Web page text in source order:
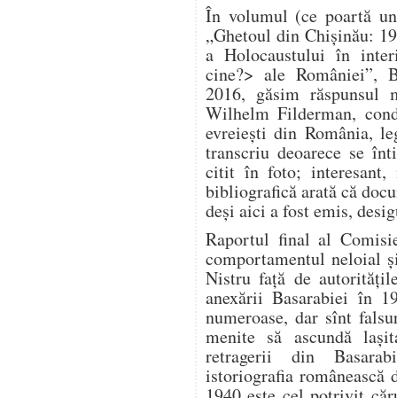
În volumul (ce poartă
„Ghetoul din Chișinău:
a Holocaustului în
cine?> ale României”,
2016, găsim răspunsul
Wilhelm Filderman,
evreiești din România,
transcriu deoarece se
citit în foto; interesant,
bibliografică arată că
deși aici a fost emis,
Raportul final al
comportamentul neloial
Nistru față de
anexării Basarabiei în
numeroase, dar sînt
menite să ascundă
retragerii din
istoriografia